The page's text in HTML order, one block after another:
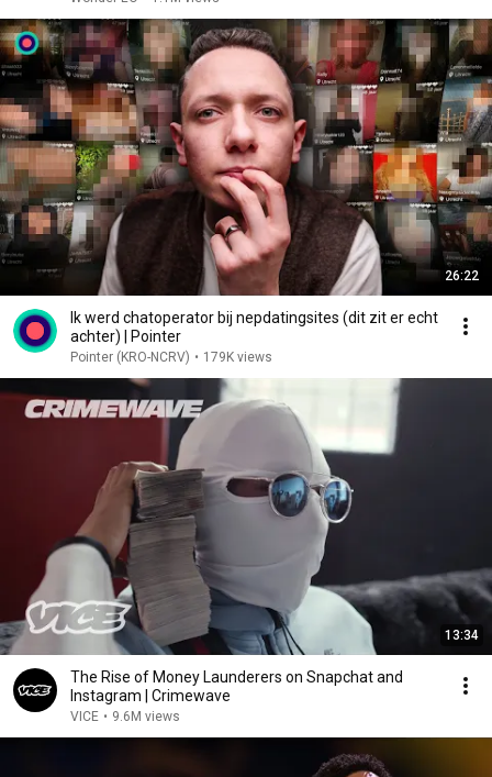
26:22
Ik werd chatoperator bij nepdatingsites (dit zit er echt
achter) | Pointer
Pointer (KRO-NCRV) • 179K views
13:34
The Rise of Money Launderers on Snapchat and
Instagram | Crimewave
VICE • 9.6M views